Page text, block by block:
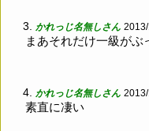
3. かれっじ名無しさん
まあそれだけ一級が
4. かれっじ名無しさん
素直に凄い